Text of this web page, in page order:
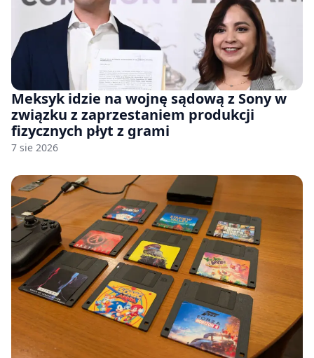
Meksyk idzie na wojnę sądową z Sony w
związku z zaprzestaniem produkcji
fizycznych płyt z grami
7 sie 2026